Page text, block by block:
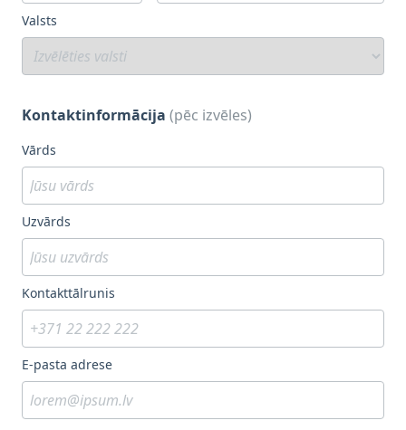
Valsts
Kontaktinformācija (pēc izvēles)
Vārds
Uzvārds
Kontakttālrunis
E-pasta adrese